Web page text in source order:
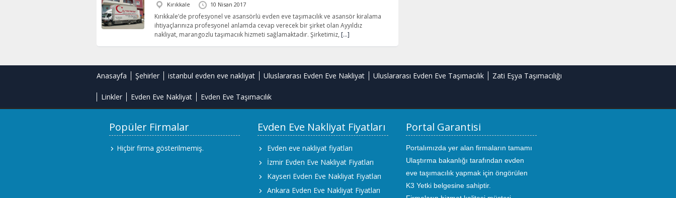
Kırıkkale 10 Nisan 2017
Kırıkkale’de profesyonel ve asansörlü evden eve taşımacılık ve asansör kiralama
ihtiyaçlarınıza profesyonel anlamda cevap verecek bir şirket olan Ayyıldız
nakliyat, marangozlu taşımacıık hizmeti sağlamaktadır. Şirketimiz, […]
Anasayfa Şehirler istanbul evden eve nakliyat Uluslararası Evden Eve Nakliyat Uluslararası Evden Eve Taşımacılık Zati Eşya Taşımacılığı
Linkler Evden Eve Nakliyat Evden Eve Taşımacılık
Popüler Firmalar
Hiçbir firma gösterilmemiş.
Evden Eve Nakliyat Fiyatları
Evden eve nakliyat fiyatları
İzmir Evden Eve Nakliyat Fiyatları
Kayseri Evden Eve Nakliyat Fiyatları
Ankara Evden Eve Nakliyat Fiyatları
Portal Garantisi
Portalımızda yer alan firmaların tamamı
Ulaştırma bakanlığı tarafından evden
eve taşımacılık yapmak için öngörülen
K3 Yetki belgesine sahiptir.